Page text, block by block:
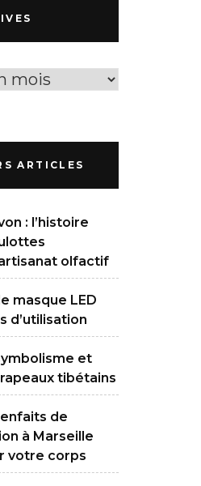
ARTICLES
: l’histoire
olfactif
masque LED
d’utilisation
et
tibétains
de
à Marseille
votre corps